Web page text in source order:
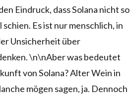
Eindruck, dass Solana nicht so
Es ist nur menschlich, in
Unsicherheit über
\n\nAber was bedeutet
von Solana? Alter Wein in
mögen sagen, ja. Dennoch